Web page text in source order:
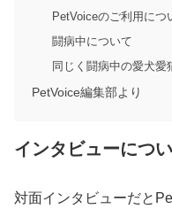
PetVoiceのご利用につ
闘病中について
同じく闘病中の愛犬
PetVoice編集部より
インタビューにつ
対面インタビューだと